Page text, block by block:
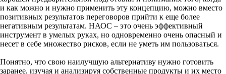
и как можно и нужно применить эту концепцию, можно вместо
позитивных результатов переговоров прийти к еще более
негативным результатам. НАОС – это очень эффективный
инструмент в умелых руках, но одновременно очень опасный и
несет в себе множество рисков, если не уметь им пользоваться.
Понятно, что свою наилучшую альтернативу нужно готовить
заранее, изучая и анализируя собственные продукты и их место